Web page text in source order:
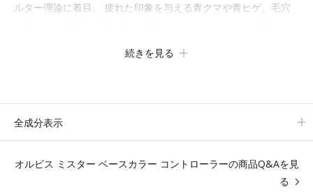
ルター理論に着目。 疲れた印象を与える青クマや青ヒゲ、毛穴
を光で整え、肌本来の魅力を引き出し、印象をランクアップさせ
ベタつくのに乾燥する男性の肌に、うるおいを与えつつ皮脂分泌
乾燥知らずの、清潔感のある肌が続きます。
さらにSPF20・PA++の紫外線カット効果で、日常シーンの紫外
続きを見る
全成分表示
オルビス ミスター ベースカラー コントローラーの商品Q&Aを見
る